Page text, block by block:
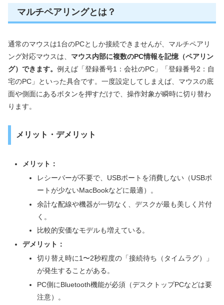
マルチペアリングとは？
通常のマウスは1台のPCとしか接続できませんが、マルチペアリ
ング対応マウスは、 マウス内部に複数のPC情報を記憶（ペアリン
グ）できます。 例えば「登録番号1：会社のPC」「登録番号2：自
宅のPC」といった具合です。一度設定してしまえば、マウスの底
面や側面にあるボタンを押すだけで、操作対象が瞬時に切り替わ
ります。
メリット・デメリット
メリット：
レシーバーが不要で、USBポートを消費しない（USBポ
ートが少ないMacBookなどに最適）。
余計な配線や機器が一切なく、デスクが最も美しく片付
く。
比較的安価なモデルも増えている。
デメリット：
切り替え時に1〜2秒程度の「接続待ち（タイムラグ）」
が発生することがある。
PC側にBluetooth機能が必須（デスクトップPCなどは要
注意）。